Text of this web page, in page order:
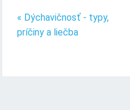
« Dýchavičnosť - typy,
príčiny a liečba